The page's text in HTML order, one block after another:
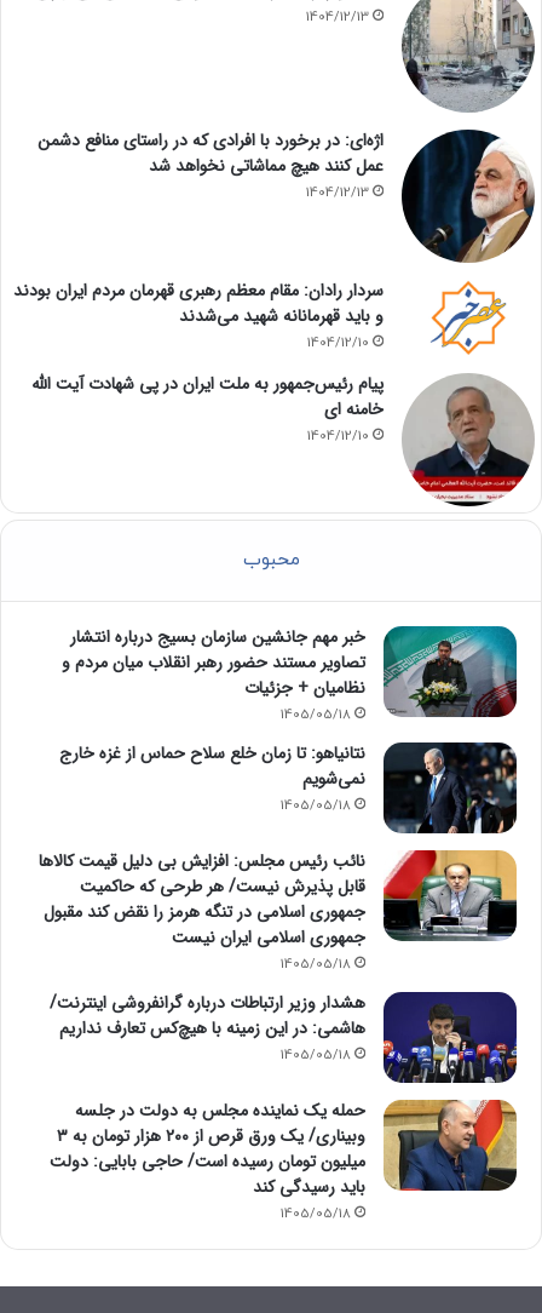
1404/12/13
اژه‌ای: در برخورد با افرادی که در راستای منافع دشمن
عمل کنند هیچ مماشاتی نخواهد شد
1404/12/13
سردار رادان: مقام معظم رهبری قهرمان مردم ایران بودند
و باید قهرمانانه شهید می‌شدند
1404/12/10
پیام رئیس‌جمهور به ملت ایران در پی شهادت آیت الله
خامنه ای
1404/12/10
محبوب
خبر مهم جانشین سازمان بسیج درباره انتشار
تصاویر مستند حضور رهبر انقلاب میان مردم و
نظامیان + جزئیات
1405/05/18
نتانیاهو: تا زمان خلع سلاح حماس از غزه خارج
نمی‌شویم
1405/05/18
نائب رئیس مجلس: افزایش بی دلیل قیمت کالاها
قابل پذیرش نیست/ هر طرحی که حاکمیت
جمهوری اسلامی در تنگه هرمز را نقض کند مقبول
جمهوری اسلامی ایران نیست
1405/05/18
هشدار وزیر ارتباطات درباره گرانفروشی اینترنت/
هاشمی: در این زمینه با هیچ‌کس تعارف نداریم
1405/05/18
حمله یک نماینده مجلس به دولت در جلسه
وبیناری/ یک ورق قرص از ۲۰۰ هزار تومان به ۳
میلیون تومان رسیده است/ حاجی بابایی: دولت
باید رسیدگی کند
1405/05/18